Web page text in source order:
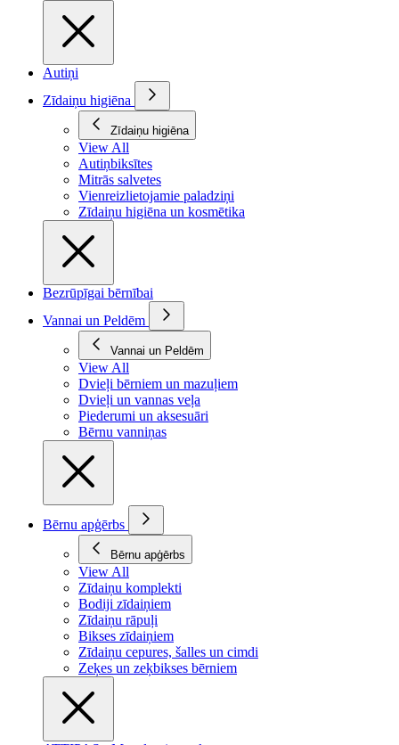
Autiņi
Zīdaiņu higiēna
Zīdaiņu higiēna
View All
Autiņbiksītes
Mitrās salvetes
Vienreizlietojamie paladziņi
Zīdaiņu higiēna un kosmētika
Bezrūpīgai bērnībai
Vannai un Peldēm
Vannai un Peldēm
View All
Dvieļi bērniem un mazuļiem
Dvieļi un vannas veļa
Piederumi un aksesuāri
Bērnu vanniņas
Bērnu apģērbs
Bērnu apģērbs
View All
Zīdaiņu komplekti
Bodiji zīdaiņiem
Zīdaiņu rāpuļi
Bikses zīdaiņiem
Zīdaiņu cepures, šalles un cimdi
Zeķes un zeķbikses bērniem